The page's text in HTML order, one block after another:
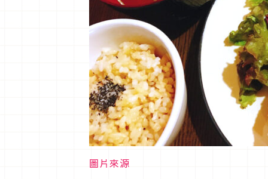
圖片來源